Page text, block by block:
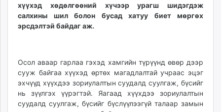
хүүхэд хөдөлгөөний хүчээр урагш шидэгдэж
салхины шил болон бусад хатуу биет мөргөх
эрсдэлтэй байдаг аж.
Осол аваар гарлаа гэхэд хамгийн түрүүнд өвөр дээр
сууж байгаа хүүхэд өртөх магадлалтай учраас эцэг
эхчүүд хүүхдээ зориулалтын суудалд суулгаж, бүсийг
нь зүүлгэх үүрэгтэй. Яагаад хүүхдээ зориулалтын
суудалд суулгаж, бүсийг бүслүүлээгүй талаар замын